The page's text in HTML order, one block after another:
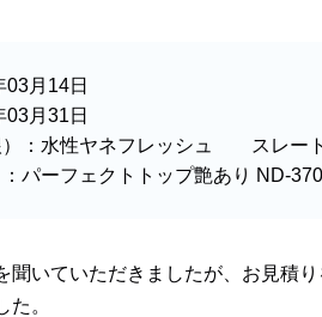
03月14日
03月31日
： 水性ヤネフレッシュ スレー
パーフェクトトップ艶あり ND-
聞いていただきましたが、お見積
た。